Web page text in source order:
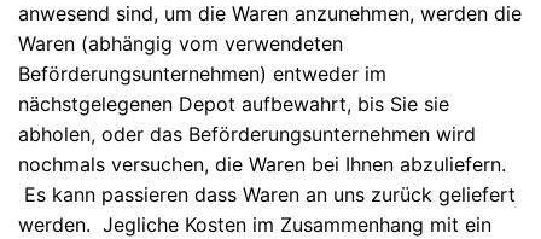
anwesend sind, um die Waren anzunehmen, werden die
Waren (abhängig vom verwendeten
Beförderungsunternehmen) entweder im
nächstgelegenen Depot aufbewahrt, bis Sie sie
abholen, oder das Beförderungsunternehmen wird
nochmals versuchen, die Waren bei Ihnen abzuliefern.
Es kann passieren dass Waren an uns zurück geliefert
werden. Jegliche Kosten im Zusammenhang mit ein